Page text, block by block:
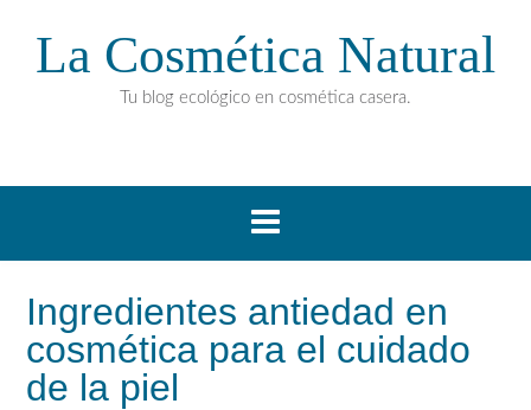
La Cosmética Natural
Tu blog ecológico en cosmética casera.
Ingredientes antiedad en
cosmética para el cuidado
de la piel